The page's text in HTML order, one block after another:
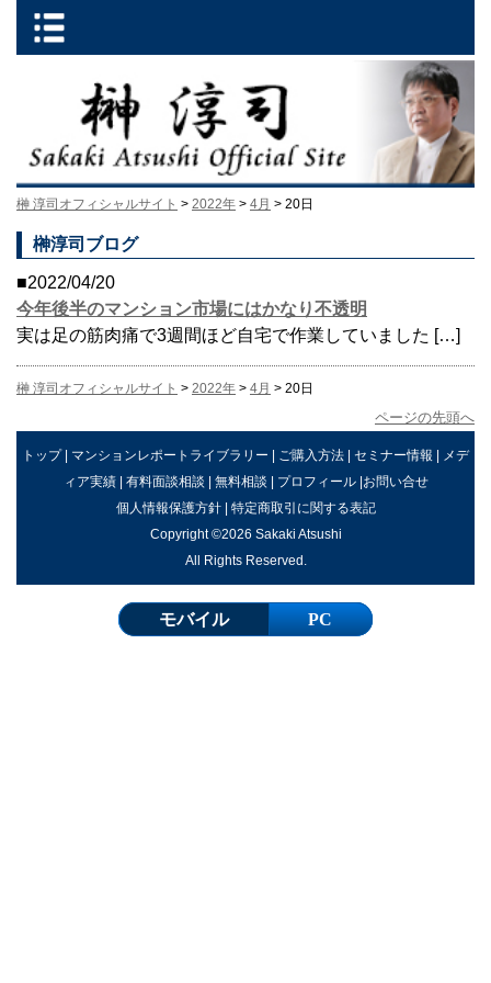
榊 淳司オフィシャルサイト > 2022年 > 4月 > 20日
榊淳司ブログ
■2022/04/20
今年後半のマンション市場にはかなり不透明
実は足の筋肉痛で3週間ほど自宅で作業していました […]
榊 淳司オフィシャルサイト > 2022年 > 4月 > 20日
ページの先頭へ
トップ| マンションレポートライブラリー | ご購入方法 | セミナー情報 | メデ
ィア実績| 有料面談相談 | 無料相談 | プロフィール|お問い合せ
個人情報保護方針| 特定商取引に関する表記
Copyright ©2026 Sakaki Atsushi
All Rights Reserved.
モバイル PC